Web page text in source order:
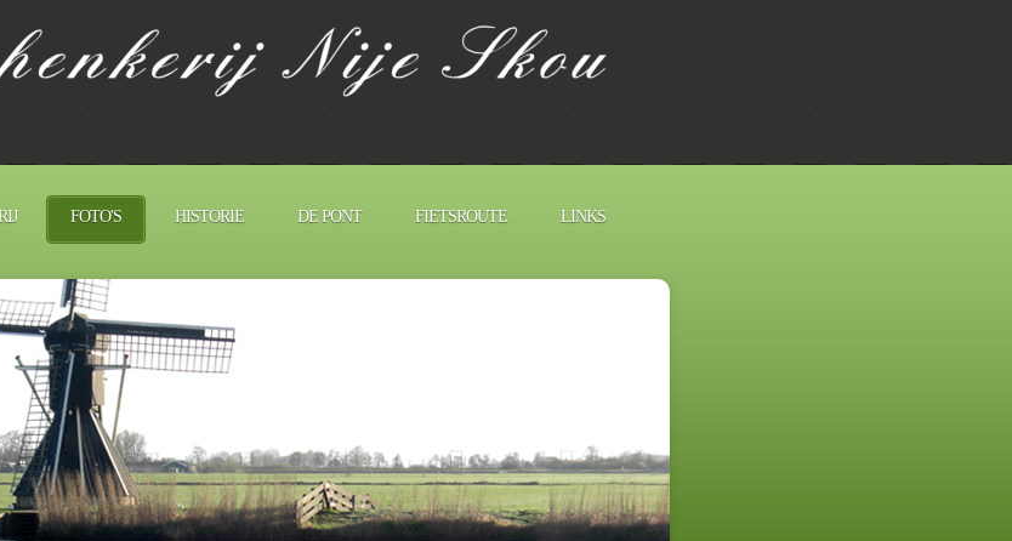
FOTO'S HISTORIE DE PONT FIETSROUTE LINKS